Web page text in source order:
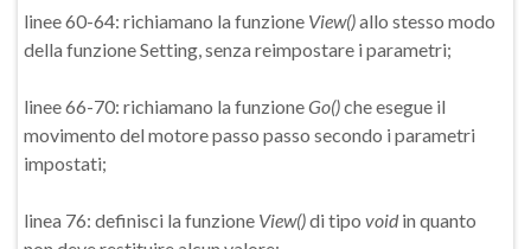
linee 60-64: richiamano la funzione View()allo stesso modo
della funzione Setting, senza reimpostare i parametri;
linee 66-70: richiamano la funzioneGo()che esegue il
movimento del motore passo passo secondo i parametri
impostati;
linea 76: definisci la funzione View()di tipo voidin quanto